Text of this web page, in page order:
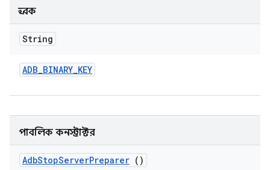
ধ্রুবক
String
ADB_BINARY_KEY
পাবলিক কনস্ট্রাক্টর
AdbStopServerPreparer ()